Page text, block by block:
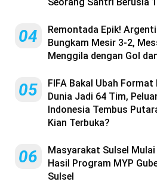
04
Remontada Epik!
Bungkam Mesir 3-2,
Menggila dengan Gol
05
FIFA Bakal Ubah Format
Dunia Jadi 64 Tim,
Indonesia Tembus
Kian Terbuka?
06
Masyarakat Sulsel
Hasil Program MYP
Sulsel